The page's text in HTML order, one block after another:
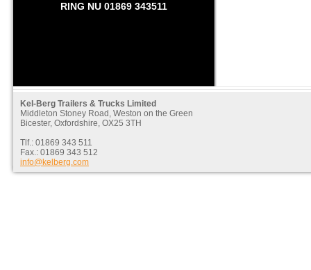
RING NU 01869 343511
Kel-Berg Trailers & Trucks Limited
Middleton Stoney Road, Weston on the Green
Bicester, Oxfordshire, OX25 3TH
Tlf.: 01869 343 511
Fax.: 01869 343 512
info@kelberg.com